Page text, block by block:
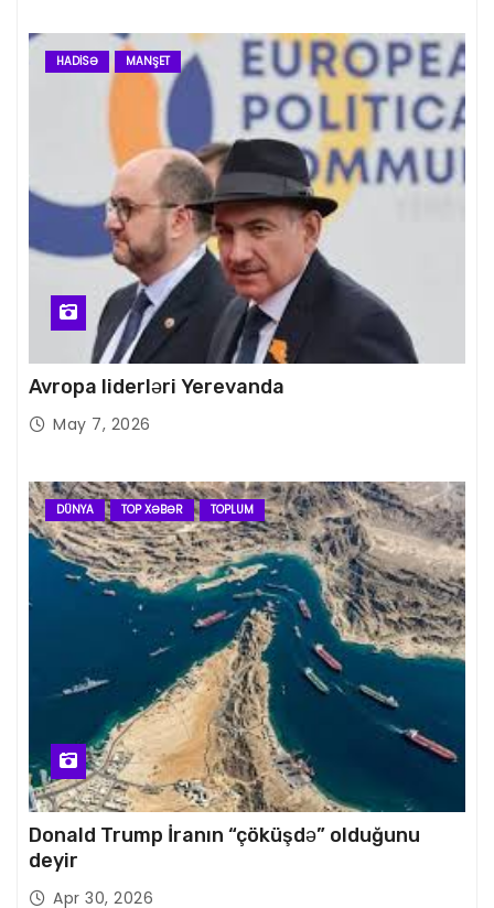
HADISƏ MANŞET
Avropa liderləri Yerevanda
May 7, 2026
DÜNYA TOP XƏBƏR TOPLUM
Donald Trump İranın “çöküşdə” olduğunu
deyir
Apr 30, 2026